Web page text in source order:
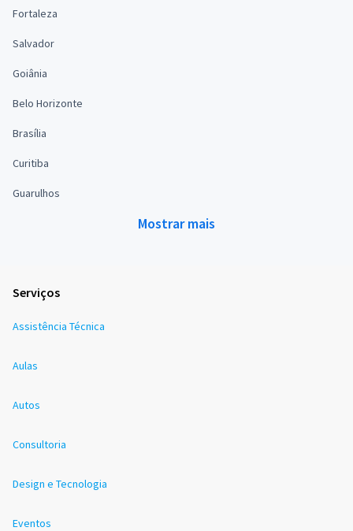
Fortaleza
Salvador
Goiânia
Belo Horizonte
Brasília
Curitiba
Guarulhos
Mostrar mais
Serviços
Assistência Técnica
Aulas
Autos
Consultoria
Design e Tecnologia
Eventos